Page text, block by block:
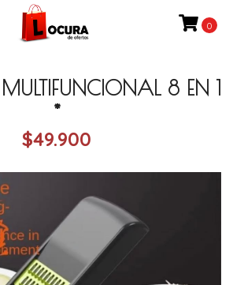
0
8 EN 1
*
$49.900